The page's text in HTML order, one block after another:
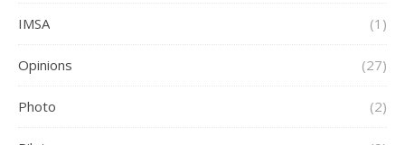
IMSA (1)
Opinions (27)
Photo (2)